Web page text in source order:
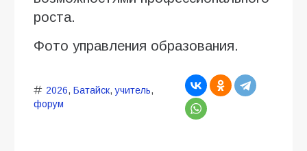
роста.
Фото управления образования.
2026, Батайск,учитель,
форум